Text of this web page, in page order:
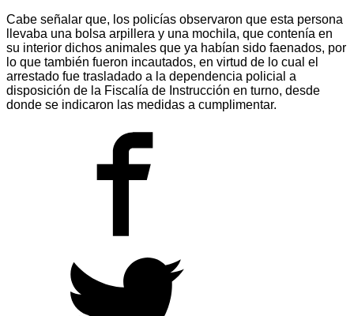
Cabe señalar que, los policías observaron que esta persona
llevaba una bolsa arpillera y una mochila, que contenía en
su interior dichos animales que ya habían sido faenados, por
lo que también fueron incautados, en virtud de lo cual el
arrestado fue trasladado a la dependencia policial a
disposición de la Fiscalía de Instrucción en turno, desde
donde se indicaron las medidas a cumplimentar.